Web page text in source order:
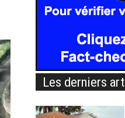
Les derniers